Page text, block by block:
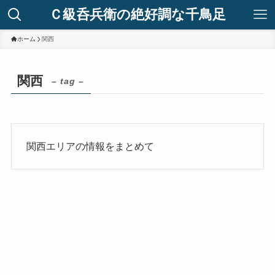
Ｃ級呑兵衛の絶好調な千鳥足
ホーム 関西
関西 – tag –
関西エリアの情報をまとめて